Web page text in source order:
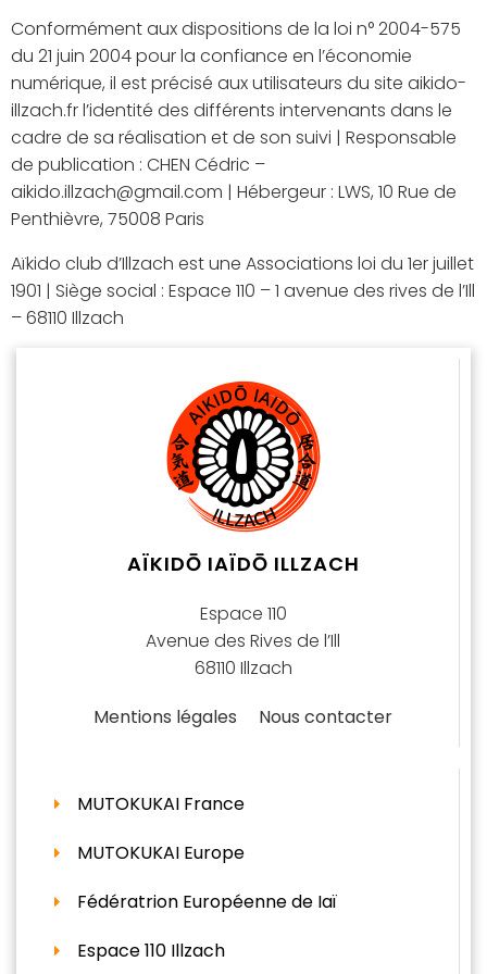
Conformément aux dispositions de la loi n° 2004-575
du 21 juin 2004 pour la confiance en l’économie
numérique, il est précisé aux utilisateurs du site aikido-
illzach.fr l’identité des différents intervenants dans le
cadre de sa réalisation et de son suivi | Responsable
de publication : CHEN Cédric –
aikido.illzach@gmail.com | Hébergeur : LWS, 10 Rue de
Penthièvre, 75008 Paris
Aïkido club d’Illzach est une Associations loi du 1er juillet
1901 | Siège social : Espace 110 – 1 avenue des rives de l’Ill
– 68110 Illzach
AÏKIDŌ IAÏDŌ ILLZACH
Espace 110
Avenue des Rives de l’Ill
68110 Illzach
Mentions légales
Nous contacter
MUTOKUKAI France
MUTOKUKAI Europe
Fédératrion Européenne de Iaï
Espace 110 Illzach